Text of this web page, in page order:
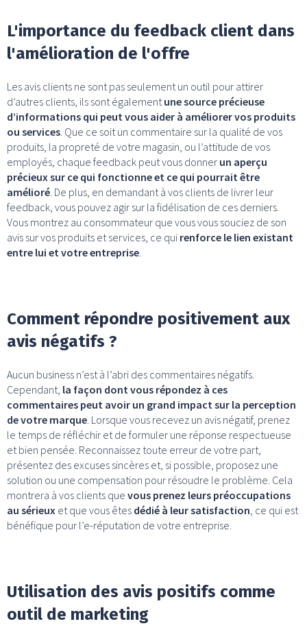
L'importance du feedback client dans
l'amélioration de l'offre
Les avis clients ne sont pas seulement un outil pour attirer
d’autres clients, ils sont également une source précieuse
d’informations qui peut vous aider à améliorer vos produits
ou services . Que ce soit un commentaire sur la qualité de vos
produits, la propreté de votre magasin, ou l’attitude de vos
employés, chaque feedback peut vous donner un aperçu
précieux sur ce qui fonctionne et ce qui pourrait être
amélioré . De plus, en demandant à vos clients de livrer leur
feedback, vous pouvez agir sur la fidélisation de ces derniers.
Vous montrez au consommateur que vous vous souciez de son
avis sur vos produits et services, ce qui renforce le lien existant
entre lui et votre entreprise
Comment répondre positivement aux
avis négatifs ?
Aucun business n’est à l’abri des commentaires négatifs.
Cependant, la façon dont vous répondez à ces
commentaires peut avoir un grand impact sur la perception
de votre marque . Lorsque vous recevez un avis négatif, prenez
le temps de réfléchir et de formuler une réponse respectueuse
et bien pensée. Reconnaissez toute erreur de votre part,
présentez des excuses sincères et, si possible, proposez une
solution ou une compensation pour résoudre le problème. Cela
montrera à vos clients que vous prenez leurs préoccupations
au sérieux et que vous êtes dédié à leur satisfaction , ce qui est
bénéfique pour l’e-réputation de votre entreprise.
Utilisation des avis positifs comme
outil de marketing